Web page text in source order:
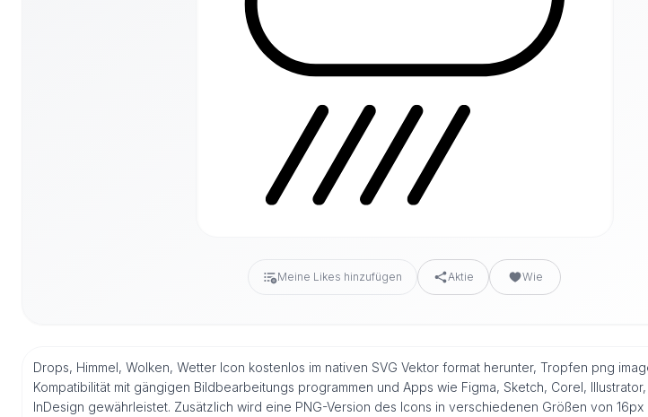
Meine Likes hinzufügen Aktie Wie
Drops, Himmel, Wolken, Wetter Icon kostenlos im nativen SVG Vektor format herunter, Tropfen png
Kompatibilität mit gängigen Bildbearbeitungs programmen und Apps wie Figma, Sketch, Corel,
InDesign gewährleistet. Zusätzlich wird eine PNG-Version des Icons in verschiedenen Größen von